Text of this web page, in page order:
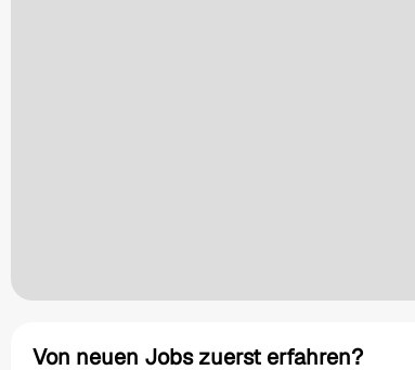
Von neuen Jobs zuerst erfahren?